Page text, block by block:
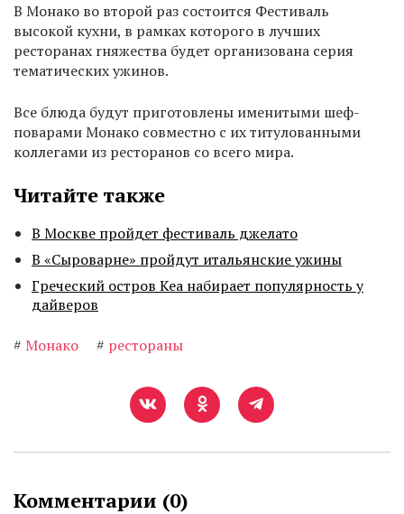
В Монако во второй раз состоится Фестиваль
высокой кухни, в рамках которого в лучших
ресторанах rняжества будет организована серия
тематических ужинов.
Все блюда будут приготовлены именитыми шеф-
поварами Монако совместно с их титулованными
коллегами из ресторанов со всего мира.
Читайте также
В Москве пройдет фестиваль джелато
В «Сыроварне» пройдут итальянские ужины
Греческий остров Кеа набирает популярность у
дайверов
# Монако # рестораны
Комментарии (0)